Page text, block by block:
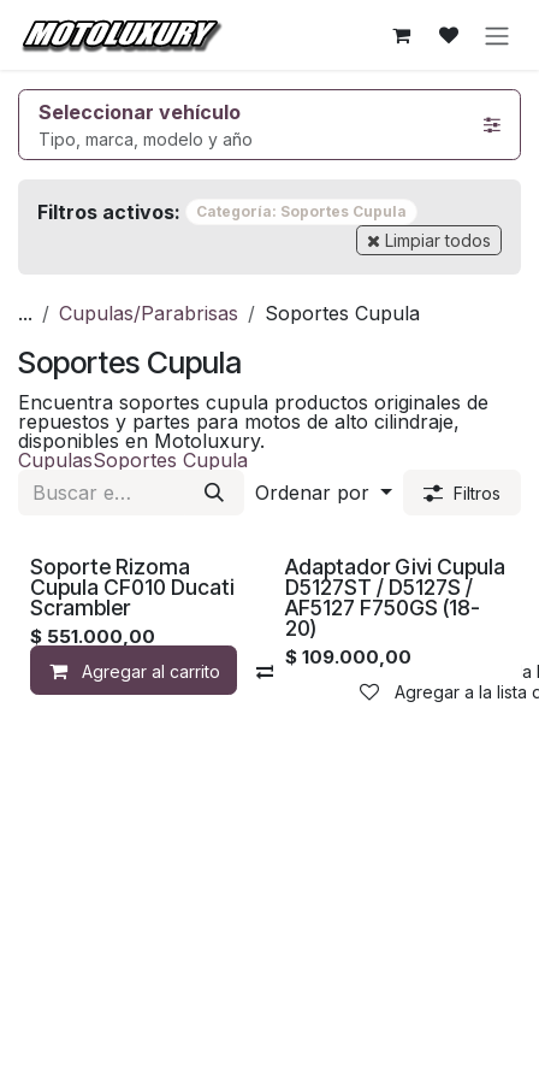
Ir al contenido
Seleccionar vehículo
Tipo, marca, modelo y año
Filtros activos: Categoría: Soportes Cupula
Limpiar todos
... Cupulas/Parabrisas Soportes Cupula
Soportes Cupula
Encuentra soportes cupula productos originales de
repuestos y partes para motos de alto cilindraje,
disponibles en Motoluxury.
CupulasSoportes Cupula
Ordenar por
Filtros
Soporte Rizoma
Cupula CF010 Ducati
Scrambler
$ 551.000,00
Agregar al carrito Agregar a
Adaptador Givi Cupula
D5127ST / D5127S /
AF5127 F750GS (18-
20)
$109.000,00
Agregar a la lista